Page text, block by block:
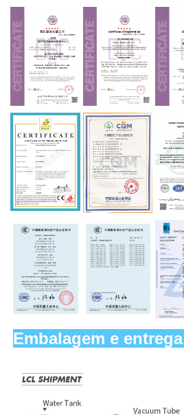
Embalagem e entrega